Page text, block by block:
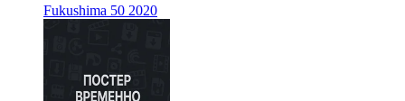
Fukushima 50 2020